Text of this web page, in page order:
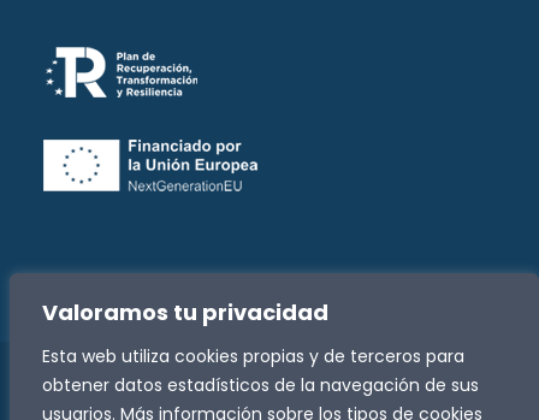
Valoramos tu privacidad
Esta web utiliza cookies propias y de terceros para
obtener datos estadísticos de la navegación de sus
usuarios. Más información sobre los tipos de cookies
Copyright -2026 Fundación José Luis Zazurca | Todos